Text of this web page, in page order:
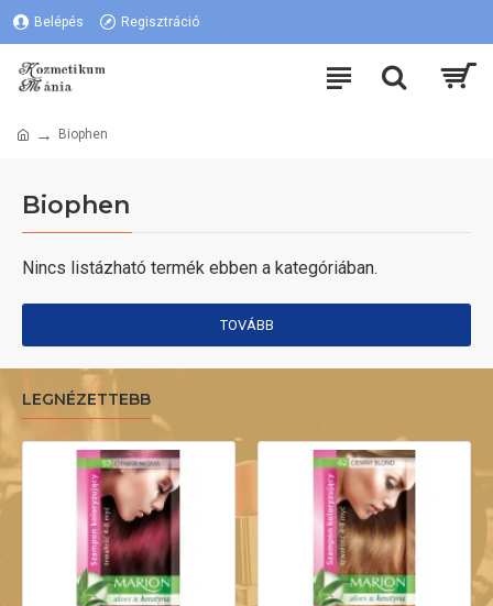
Belépés Regisztráció
Biophen
Biophen
Nincs listázható termék ebben a kategóriában.
TOVÁBB
LEGNÉZETTEBB